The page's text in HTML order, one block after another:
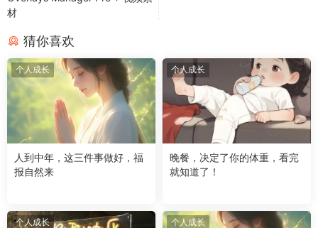
材
猜你喜欢
个人成长
人到中年，这三件事做好，福
报自然来
个人成长
晚餐，决定了你的体重，看完
就知道了！
个人成长 个人成长